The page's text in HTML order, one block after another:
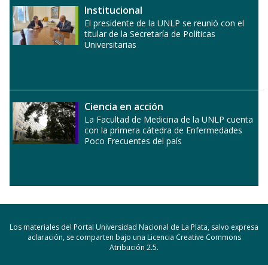
Institucional
El presidente de la UNLP se reunió con el
titular de la Secretaría de Políticas
Universitarias
Ciencia en acción
La Facultad de Medicina de la UNLP cuenta
con la primera cátedra de Enfermedades
Poco Frecuentes del país
Los materiales del Portal Universidad Nacional de La Plata, salvo expresa
aclaración, se comparten bajo una Licencia Creative Commons
Atribución 2.5.